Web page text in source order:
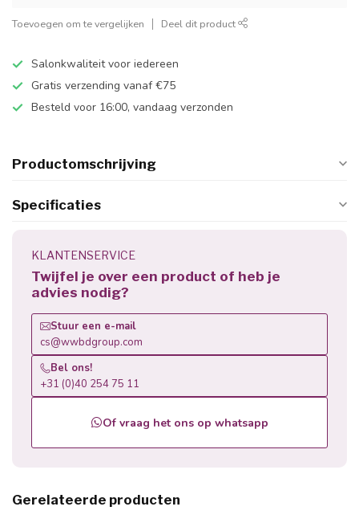
Toevoegen om te vergelijken Deel dit product
Salonkwaliteit voor iedereen
Gratis verzending vanaf €75
Besteld voor 16:00, vandaag verzonden
Productomschrijving
Specificaties
KLANTENSERVICE
Twijfel je over een product of heb je
advies nodig?
Stuur een e-mail
cs@wwbdgroup.com
Bel ons!
+31 (0)40 254 75 11
Of vraag het ons op whatsapp
Gerelateerde producten